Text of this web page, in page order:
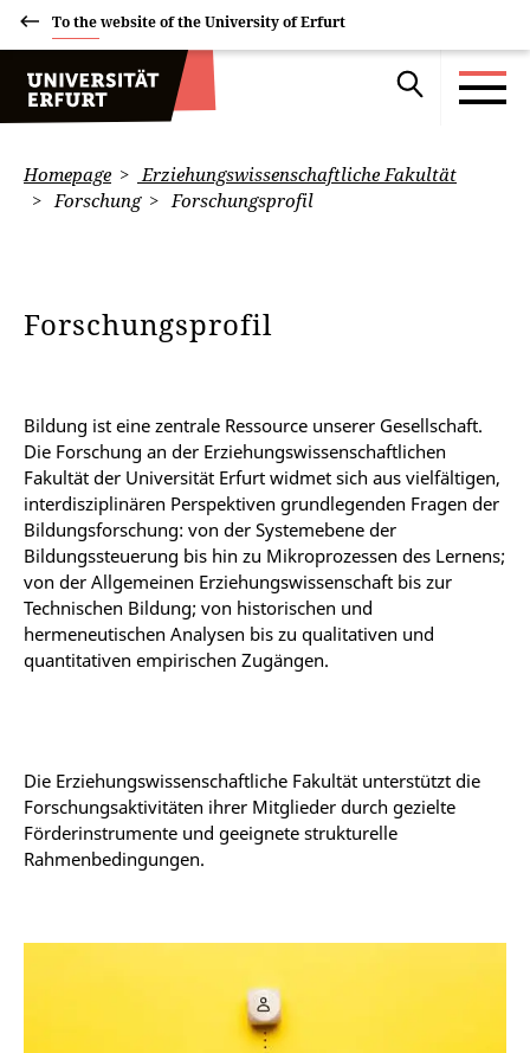
To the website of the University of Erfurt
Homepage
Erziehungswissenschaftliche Fakultät
Forschung
Forschungsprofil
Forschungsprofil
Bildung ist eine zentrale Ressource unserer Gesellschaft.
Die Forschung an der Erziehungswissenschaftlichen
Fakultät der Universität Erfurt widmet sich aus vielfältigen,
interdisziplinären Perspektiven grundlegenden Fragen der
Bildungsforschung: von der Systemebene der
Bildungssteuerung bis hin zu Mikroprozessen des Lernens;
von der Allgemeinen Erziehungswissenschaft bis zur
Technischen Bildung; von historischen und
hermeneutischen Analysen bis zu qualitativen und
quantitativen empirischen Zugängen.
Die Erziehungswissenschaftliche Fakultät unterstützt die
Forschungsaktivitäten ihrer Mitglieder durch gezielte
Förderinstrumente und geeignete strukturelle
Rahmenbedingungen.